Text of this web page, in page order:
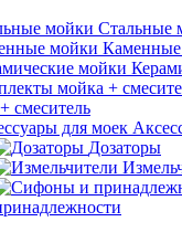
Стальные
смеситель
Дозаторы